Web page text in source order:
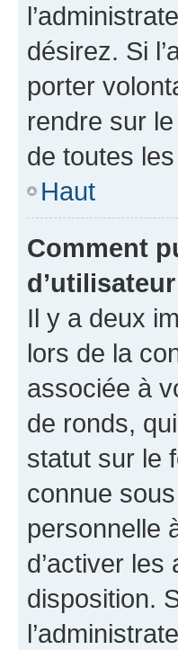
désirez. Si
porter
rendre sur
de toutes
Haut
Comment
Il y a deux
lors de la
associée à
de ronds,
statut sur le
connue
personnelle
d’activer
disposition.